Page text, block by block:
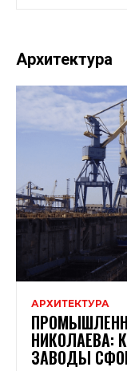
Архитектура
АРХИТЕКТУРА
НИКОЛАЕВА:
ЗАВОДЫ